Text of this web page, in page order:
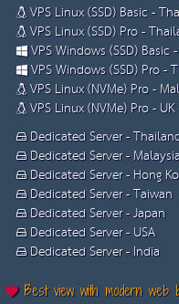
VPS Linux (SSD) Basic -
VPS Linux (SSD) Pro -
VPS Windows (SSD) Basic
VPS Windows (SSD) Pro -
VPS Linux (NVMe) Pro -
VPS Linux (NVMe) Pro - UK
Dedicated Server -
Dedicated Server -
Dedicated Server - Hong
Dedicated Server - Taiwan
Dedicated Server - Japan
Dedicated Server - USA
Dedicated Server - India
Best view with modern web